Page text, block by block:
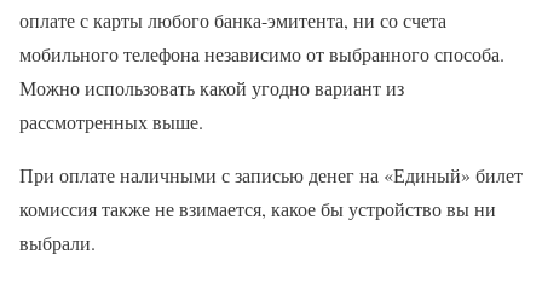
оплате с карты любого банка-эмитента, ни со счета
мобильного телефона независимо от выбранного способа.
Можно использовать какой угодно вариант из
рассмотренных выше.
При оплате наличными с записью денег на «Единый» билет
комиссия также не взимается, какое бы устройство вы ни
выбрали.